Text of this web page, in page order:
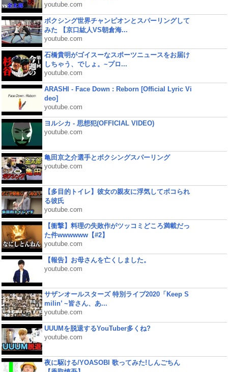
youtube.com
ボクシング世界チャンピオンとスパーリングして
みた 【京口紘人VS朝倉海...
youtube.com
石橋貴明がゴイスーなスポーツニュースをお届け
しちゃう、でしょ。~プロ...
youtube.com
ARASHI - Face Down : Reborn [Official Lyric Vi
deo]
youtube.com
ヨルシカ - 思想犯(OFFICIAL VIDEO)
youtube.com
亀田京之介選手とボクシングスパーリング
youtube.com
【多目的トイレ】彼女の親友に浮気してボコられ
る彼氏
youtube.com
【衝撃】料理の失敗作がツッコミどころ満載だっ
た件wwwwww【#2】
youtube.com
【報告】お母さんを亡くしました。
youtube.com
サザンオールスターズ 特別ライブ2020「Keep S
milin’ ~皆さん、あ...
youtube.com
UUUMを脱退するYouTuber多くね?
youtube.com
夜に駆ける/YOASOBI 歌ってみた!しんごちん